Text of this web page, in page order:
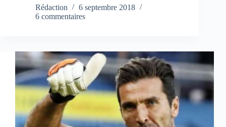
Rédaction
6 septembre 2018
6 commentaires